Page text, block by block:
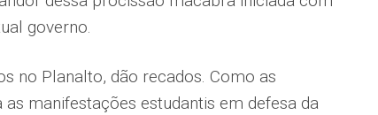
governo.
no Planalto, dão recados. Como as
manifestações estudantis em defesa da